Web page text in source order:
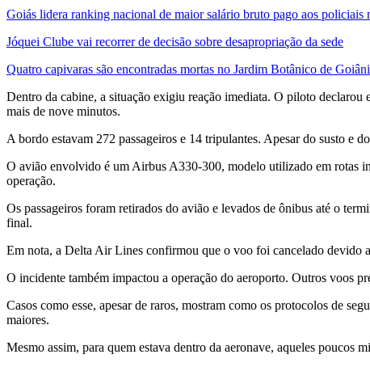
Goiás lidera ranking nacional de maior salário bruto pago aos
Jóquei Clube vai recorrer de decisão sobre desapropriação da sede
Quatro capivaras são encontradas mortas no Jardim Botânico de
Dentro da cabine, a situação exigiu reação imediata. O piloto
mais de nove minutos.
A bordo estavam 272 passageiros e 14 tripulantes. Apesar do susto e
O avião envolvido é um Airbus A330-300, modelo utilizado em rotas
operação.
Os passageiros foram retirados do avião e levados de ônibus até o
final.
Em nota, a Delta Air Lines confirmou que o voo foi cancelado devido
O incidente também impactou a operação do aeroporto. Outros voos
Casos como esse, apesar de raros, mostram como os protocolos de
maiores.
Mesmo assim, para quem estava dentro da aeronave, aqueles poucos